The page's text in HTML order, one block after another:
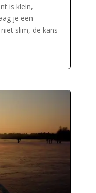
is klein,
je een
slim, de kans